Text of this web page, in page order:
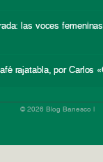
las voces
rajatabla, por Carlos
© 2026 Blog Banesco |